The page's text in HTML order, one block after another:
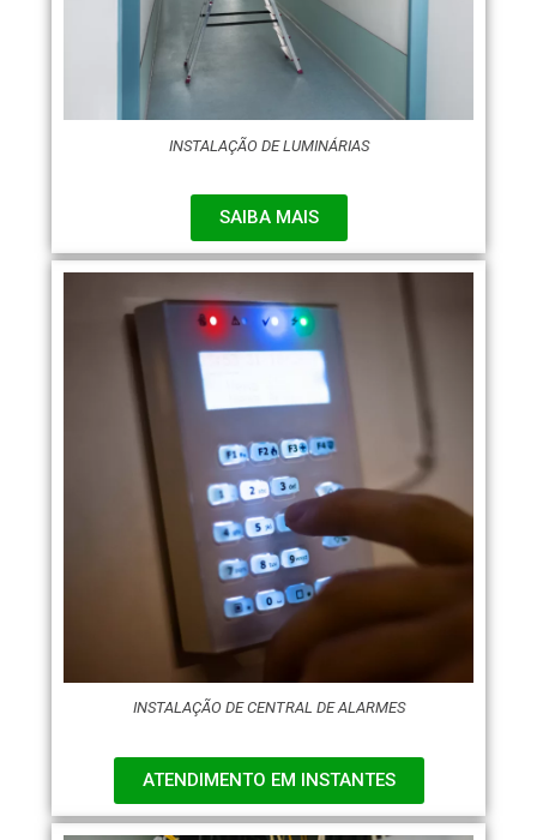
INSTALAÇÃO DE LUMINÁRIAS
SAIBA MAIS
INSTALAÇÃO DE CENTRAL DE ALARMES
ATENDIMENTO EM INSTANTES